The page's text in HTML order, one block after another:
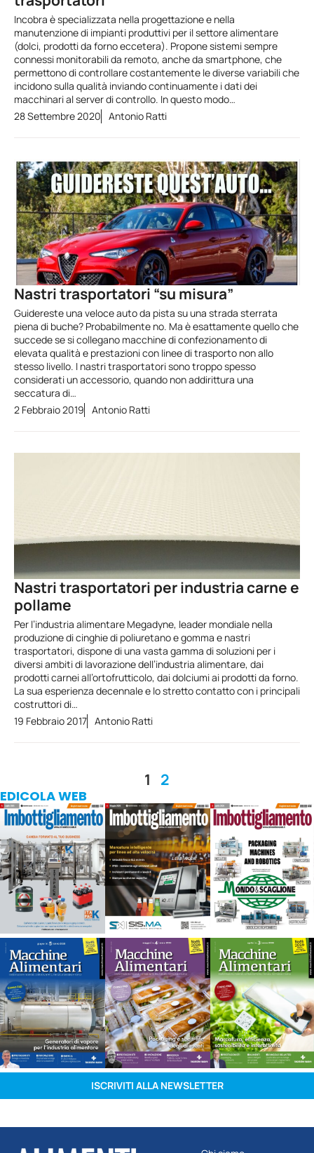
Incobra è specializzata nella progettazione e nella
manutenzione di impianti produttivi per il settore alimentare
(dolci, prodotti da forno eccetera). Propone sistemi sempre
connessi monitorabili da remoto, anche da smartphone, che
permettono di controllare costantemente le diverse variabili che
incidono sulla qualità inviando continuamente i dati dei
macchinari al server di controllo. In questo modo…
28 Settembre 2020
Antonio Ratti
Nastri trasportatori “su misura”
Guidereste una veloce auto da pista su una strada sterrata
piena di buche? Probabilmente no. Ma è esattamente quello che
succede se si collegano macchine di confezionamento di
elevata qualità e prestazioni con linee di trasporto non allo
stesso livello. I nastri trasportatori sono troppo spesso
considerati un accessorio, quando non addirittura una
seccatura di…
2 Febbraio 2019
Antonio Ratti
Nastri trasportatori per industria carne e
pollame
Per l’industria alimentare Megadyne, leader mondiale nella
produzione di cinghie di poliuretano e gomma e nastri
trasportatori, dispone di una vasta gamma di soluzioni per i
diversi ambiti di lavorazione dell’industria alimentare, dai
prodotti carnei all’ortofrutticolo, dai dolciumi ai prodotti da forno.
La sua esperienza decennale e lo stretto contatto con i principali
costruttori di…
19 Febbraio 2017 Antonio Ratti
1 2
EDICOLA WEB
ISCRIVITI ALLA NEWSLETTER